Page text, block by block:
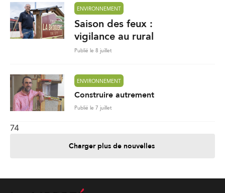
ENVIRONNEMENT
Saison des feux :
vigilance au rural
Publié le 8 juillet
ENVIRONNEMENT
Construire autrement
Publié le 7 juillet
74
Charger plus de nouvelles